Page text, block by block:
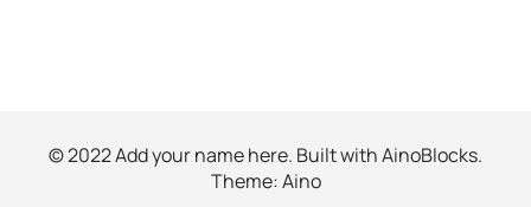
© 2022 Add your name here. Built withAinoBlocks.
Theme:Aino